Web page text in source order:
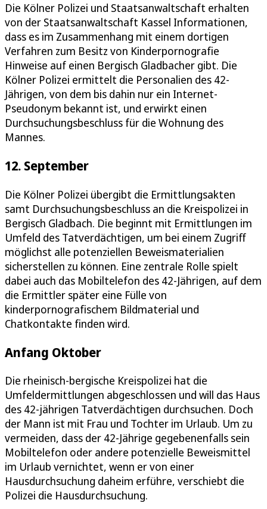
Die Kölner Polizei und Staatsanwaltschaft erhalten
von der Staatsanwaltschaft Kassel Informationen,
dass es im Zusammenhang mit einem dortigen
Verfahren zum Besitz von Kinderpornografie
Hinweise auf einen Bergisch Gladbacher gibt. Die
Kölner Polizei ermittelt die Personalien des 42-
Jährigen, von dem bis dahin nur ein Internet-
Pseudonym bekannt ist, und erwirkt einen
Durchsuchungsbeschluss für die Wohnung des
Mannes.
12. September
Die Kölner Polizei übergibt die Ermittlungsakten
samt Durchsuchungsbeschluss an die Kreispolizei in
Bergisch Gladbach. Die beginnt mit Ermittlungen im
Umfeld des Tatverdächtigen, um bei einem Zugriff
möglichst alle potenziellen Beweismaterialien
sicherstellen zu können. Eine zentrale Rolle spielt
dabei auch das Mobiltelefon des 42-Jährigen, auf dem
die Ermittler später eine Fülle von
kinderpornografischem Bildmaterial und
Chatkontakte finden wird.
Anfang Oktober
Die rheinisch-bergische Kreispolizei hat die
Umfeldermittlungen abgeschlossen und will das Haus
des 42-jährigen Tatverdächtigen durchsuchen. Doch
der Mann ist mit Frau und Tochter im Urlaub. Um zu
vermeiden, dass der 42-Jährige gegebenenfalls sein
Mobiltelefon oder andere potenzielle Beweismittel
im Urlaub vernichtet, wenn er von einer
Hausdurchsuchung daheim erführe, verschiebt die
Polizei die Hausdurchsuchung.